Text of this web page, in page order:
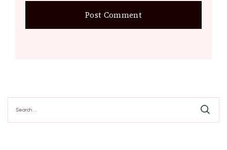
for: